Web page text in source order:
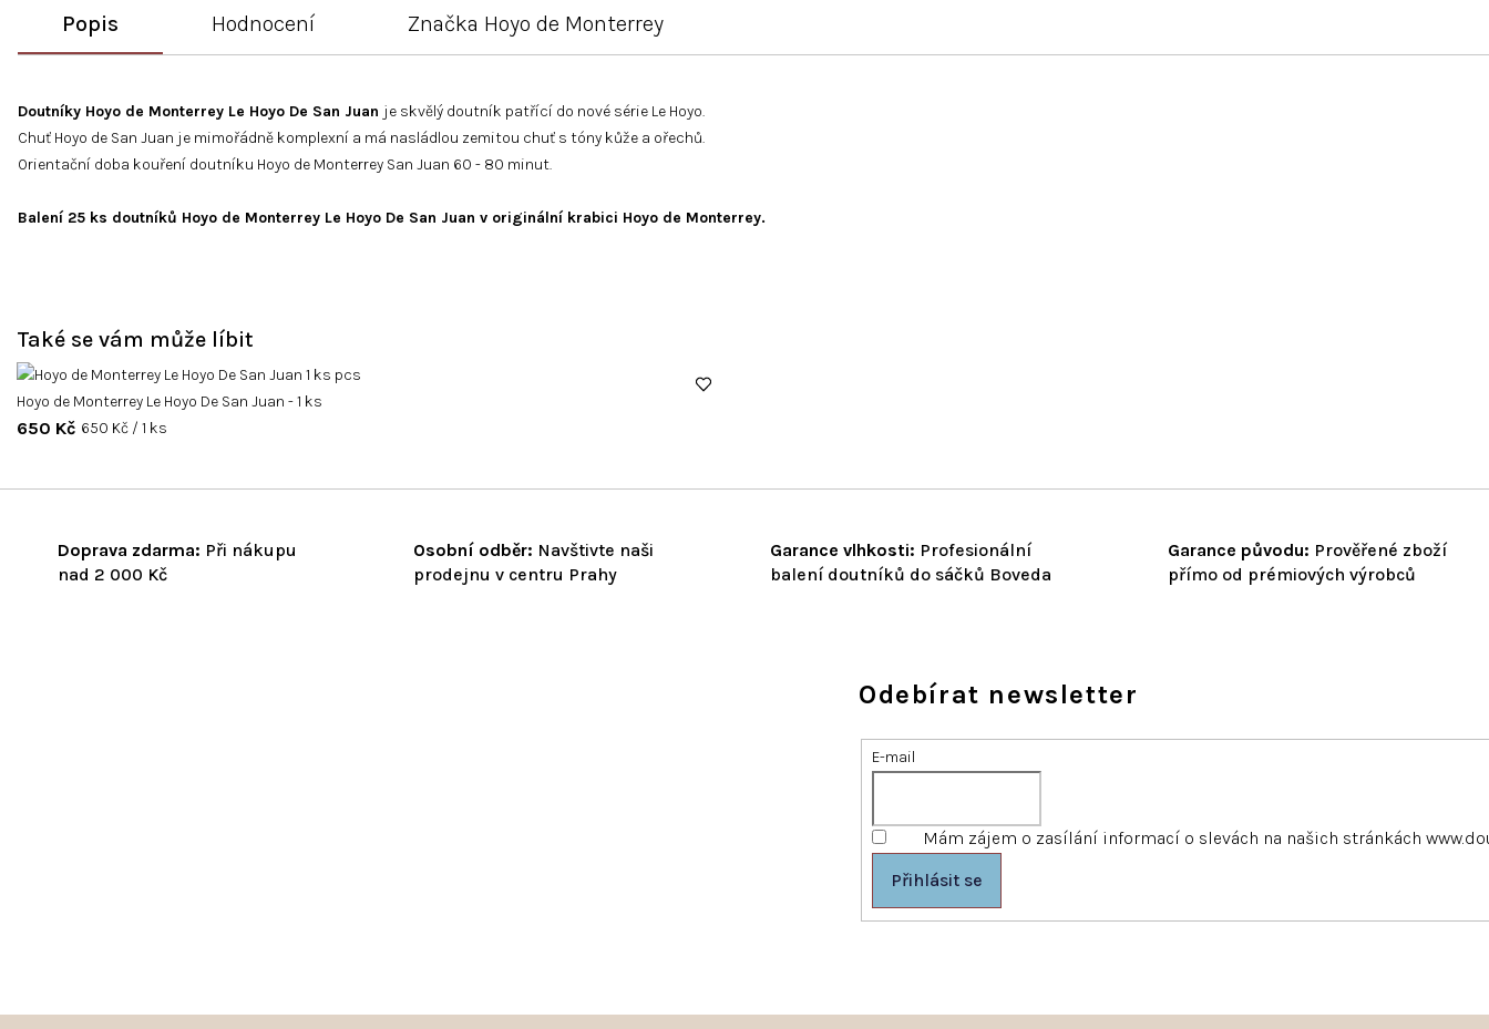
Doprava zdarma: Při nákupu
nad 2 000 Kč
Osobní odběr: Navštivte naši
prodejnu v centru Prahy
Garance vlhkosti: Profesionální
balení doutníků do sáčků Boveda
Garance původu: Prověřené zboží
přímo od prémiových výrobců
Popis Hodnocení Značka Hoyo de Monterrey
Doutníky Hoyo de Monterrey Le Hoyo De San Juan je skvělý doutník patřící do nové série Le Hoyo.
Chuť Hoyo de San Juan je mimořádně komplexní a má nasládlou zemitou chuť s tóny kůže a ořechů.
Orientační doba kouření doutníku Hoyo de Monterrey San Juan 60 - 80 minut.
Balení 25 ks doutníků Hoyo de Monterrey Le Hoyo De San Juan v originální krabici Hoyo de Monterrey.
Také se vám může líbit
Hoyo de Monterrey Le Hoyo De San Juan - 1 ks
650 Kč Měrná
650 Kč / 1 ks
Odebírat newsletter
E-mail
Mám zájem o zasílání informací o slevách na našich stránkách
Přihlásit se